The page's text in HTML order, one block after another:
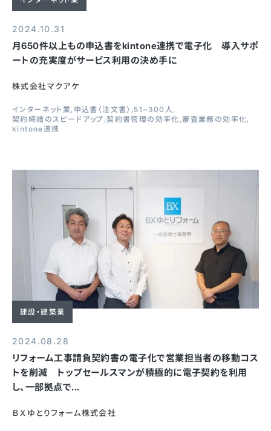
2024.10.31
月650件以上もの申込書をkintone連携で電子化 導入サポ
ートの充実度がサービス利用の決め手に
株式会社マクアケ
インターネット業 申込書（注文書） 51~300人
契約締結のスピードアップ 契約書管理の効率化 審査業務の効率化
kintone連携
建設・建築業
2024.08.28
リフォーム工事請負契約書の電子化で営業担当者の移動コス
トを削減 トップセールスマンが積極的に電子契約を利用
し、一部拠点で...
ＢＸゆとりフォーム株式会社